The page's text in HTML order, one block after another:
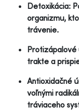
Detoxikácia:
organizmu,
trávenie.
Protizápalové
trakte a
Antioxidačné
voľnými
tráviaceho